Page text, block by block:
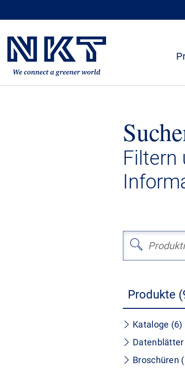
Filtern
Produkte
Kataloge (6)
Broschüren